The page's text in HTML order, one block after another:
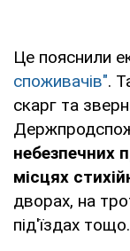
Це пояснили
споживачів".
скарг та
небезпечних
місцях
дворах, на
під'їздах тощо.